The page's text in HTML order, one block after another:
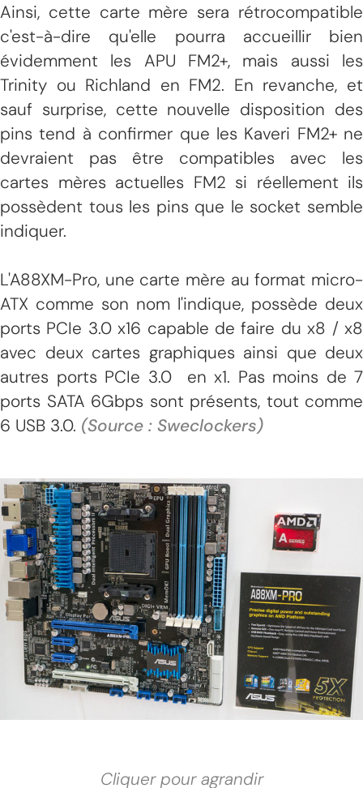
Ainsi, cette carte mère sera rétrocompatible
c'est-à-dire qu'elle pourra accueillir bien
évidemment les APU FM2+, mais aussi les
Trinity ou Richland en FM2. En revanche, et
sauf surprise, cette nouvelle disposition des
pins tend à confirmer que les Kaveri FM2+ ne
devraient pas être compatibles avec les
cartes mères actuelles FM2 si réellement ils
possèdent tous les pins que le socket semble
indiquer.
L'A88XM-Pro, une carte mère au format micro-
ATX comme son nom l'indique, possède deux
ports PCIe 3.0 x16 capable de faire du x8 / x8
avec deux cartes graphiques ainsi que deux
autres ports PCIe 3.0 en x1. Pas moins de 7
ports SATA 6Gbps sont présents, tout comme
6 USB 3.0. (Source : Sweclockers)
Cliquer pour agrandir